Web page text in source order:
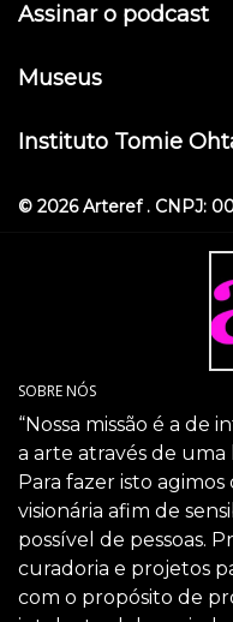
Assinar o podcast
Museus
Instituto Tomie
© 2026 Arteref . CNPJ:
SOBRE NÓS
“Nossa missão é a
a arte através de
Para fazer isto
visionária afim de
possível de pessoas.
curadoria e projetos
com o propósito de